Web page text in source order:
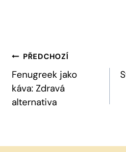
Navigace
Pro
Příspěvek
PŘEDCHOZÍ
Fenugreek jako
káva: Zdravá
alternativa